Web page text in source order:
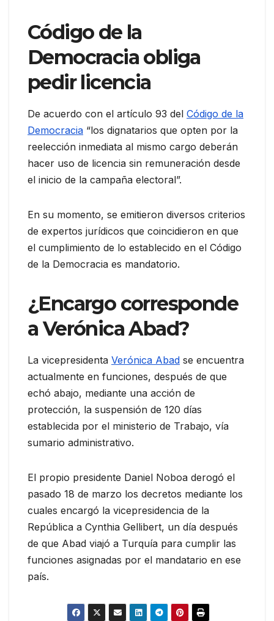
Código de la
Democracia obliga
pedir licencia
De acuerdo con el artículo 93 del Código de la
Democracia “los dignatarios que opten por la
reelección inmediata al mismo cargo deberán
hacer uso de licencia sin remuneración desde
el inicio de la campaña electoral”.
En su momento, se emitieron diversos criterios
de expertos jurídicos que coincidieron en que
el cumplimiento de lo establecido en el Código
de la Democracia es mandatorio.
¿Encargo corresponde
a Verónica Abad?
La vicepresidenta Verónica Abad se encuentra
actualmente en funciones, después de que
echó abajo, mediante una acción de
protección, la suspensión de 120 días
establecida por el ministerio de Trabajo, vía
sumario administrativo.
El propio presidente Daniel Noboa derogó el
pasado 18 de marzo los decretos mediante los
cuales encargó la vicepresidencia de la
República a Cynthia Gellibert, un día después
de que Abad viajó a Turquía para cumplir las
funciones asignadas por el mandatario en ese
país.